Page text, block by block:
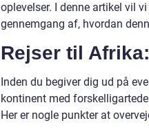
oplevelser. I denne artikel vil
gennemgang af, hvordan
Rejser til
Inden du begiver dig ud på
kontinent med
Her er nogle punkter at